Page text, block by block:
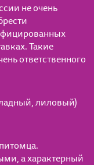
не очень
Такие
ответственного
лиловый)
а характерный